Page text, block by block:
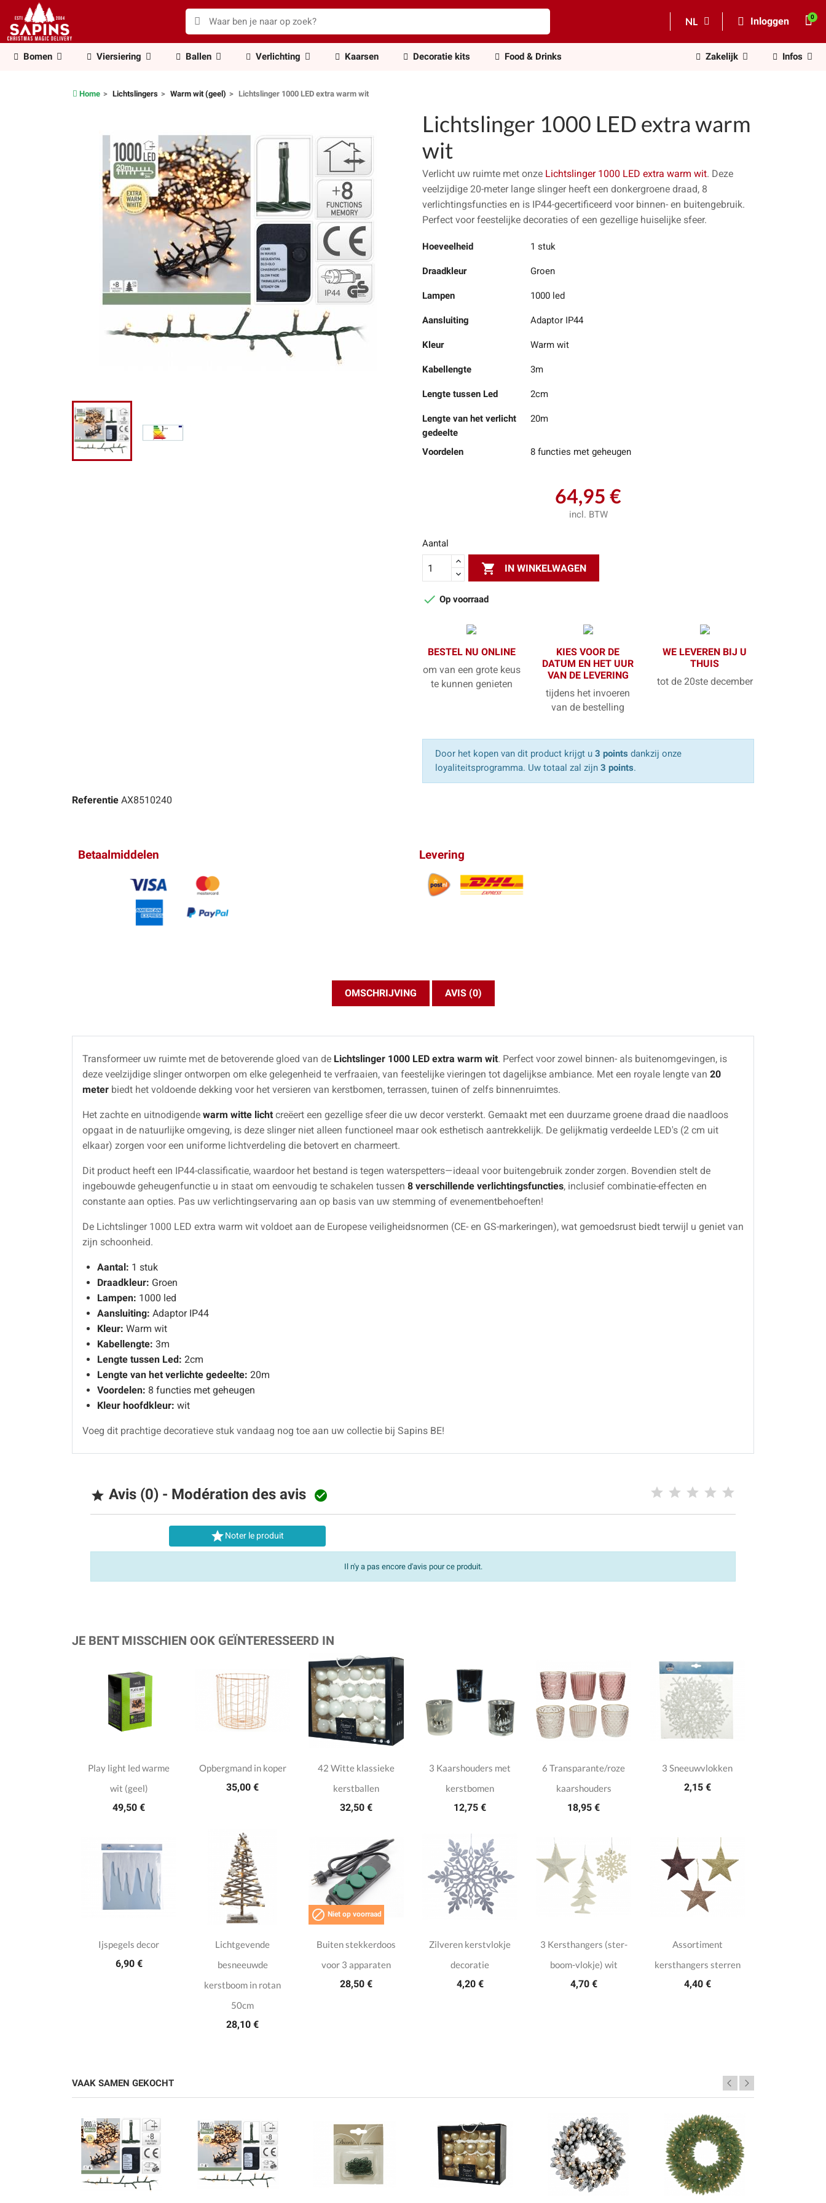
NL Inloggen
Bomen Viersiering Ballen Verlichting Kaarsen Decoratie kits Food & Drinks Zakelijk Infos
Home Lichtslingers Warm wit (geel) Lichtslinger 1000 LED extra warm wit
Lichtslinger 1000 LED extra warm
wit
Verlicht uw ruimte met onze Lichtslinger 1000 LED extra warm wit. Deze
veelzijdige 20-meter lange slinger heeft een donkergroene draad, 8
verlichtingsfuncties en is IP44-gecertificeerd voor binnen- en buitengebruik.
Perfect voor feestelijke decoraties of een gezellige huiselijke sfeer.
Hoeveelheid 1 stuk
Draadkleur Groen
Lampen 1000 led
Aansluiting Adaptor IP44
Kleur Warm wit
Kabellengte 3m
Lengte tussen Led 2cm
Lengte van het verlicht
gedeelte
20m
Voordelen 8 functies met geheugen
64,95 €
incl. BTW
Aantal
 IN WINKELWAGEN
 Op voorraad
BESTEL NU ONLINE
om van een grote keus
te kunnen genieten
KIES VOOR DE
DATUM EN HET UUR
VAN DE LEVERING
tijdens het invoeren
van de bestelling
WE LEVEREN BIJ U
THUIS
tot de 20ste december
Door het kopen van dit product krijgt u 3 points dankzij onze
loyaliteitsprogramma. Uw totaal zal zijn 3 points.
Referentie AX8510240
Betaalmiddelen Levering
OMSCHRIJVING AVIS (0)
Transformeer uw ruimte met de betoverende gloed van de Lichtslinger 1000 LED extra warm wit. Perfect voor zowel binnen- als buitenomgevingen, is
deze veelzijdige slinger ontworpen om elke gelegenheid te verfraaien, van feestelijke vieringen tot dagelijkse ambiance. Met een royale lengte van 20
meter biedt het voldoende dekking voor het versieren van kerstbomen, terrassen, tuinen of zelfs binnenruimtes.
Het zachte en uitnodigende warm witte licht creëert een gezellige sfeer die uw decor versterkt. Gemaakt met een duurzame groene draad die naadloos
opgaat in de natuurlijke omgeving, is deze slinger niet alleen functioneel maar ook esthetisch aantrekkelijk. De gelijkmatig verdeelde LED's (2 cm uit
elkaar) zorgen voor een uniforme lichtverdeling die betovert en charmeert.
Dit product heeft een IP44-classificatie, waardoor het bestand is tegen waterspetters—ideaal voor buitengebruik zonder zorgen. Bovendien stelt de
ingebouwde geheugenfunctie u in staat om eenvoudig te schakelen tussen 8 verschillende verlichtingsfuncties, inclusief combinatie-effecten en
constante aan opties. Pas uw verlichtingservaring aan op basis van uw stemming of evenementbehoeften!
De Lichtslinger 1000 LED extra warm wit voldoet aan de Europese veiligheidsnormen (CE- en GS-markeringen), wat gemoedsrust biedt terwijl u geniet van
zijn schoonheid.
Aantal: 1 stuk
Draadkleur: Groen
Lampen: 1000 led
Aansluiting: Adaptor IP44
Kleur: Warm wit
Kabellengte: 3m
Lengte tussen Led: 2cm
Lengte van het verlichte gedeelte: 20m
Voordelen: 8 functies met geheugen
Kleur hoofdkleur: wit
Voeg dit prachtige decoratieve stuk vandaag nog toe aan uw collectie bij Sapins BE!
 Avis (0) - Modération des avis 
Noter le produit
Il n'y a pas encore d'avis pour ce produit.
JE BENT MISSCHIEN OOK GEÏNTERESSEERD IN
Play light led warme
wit (geel)
49,50 €
Opbergmand in koper
35,00 €
42 Witte klassieke
kerstballen
32,50 €
3 Kaarshouders met
kerstbomen
12,75 €
6 Transparante/roze
kaarshouders
18,95 €
3 Sneeuwvlokken
2,15 €
Ijspegels decor
6,90 €
Lichtgevende
besneeuwde
kerstboom in rotan
50cm
28,10 €
 Niet op voorraad
Buiten stekkerdoos
voor 3 apparaten
28,50 €
Zilveren kerstvlokje
decoratie
4,20 €
3 Kersthangers (ster-
boom-vlokje) wit
4,70 €
Assortiment
kersthangers sterren
4,40 €
VAAK SAMEN GEKOCHT